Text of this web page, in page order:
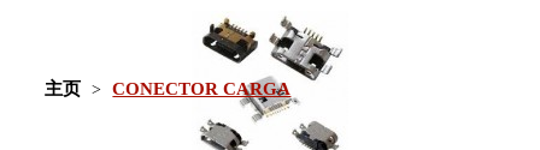
主页 CONECTOR CARGA